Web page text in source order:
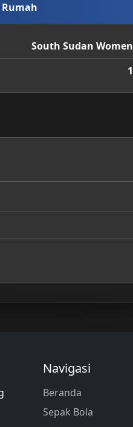
South Sudan Women
1
Navigasi
Beranda
Sepak Bola